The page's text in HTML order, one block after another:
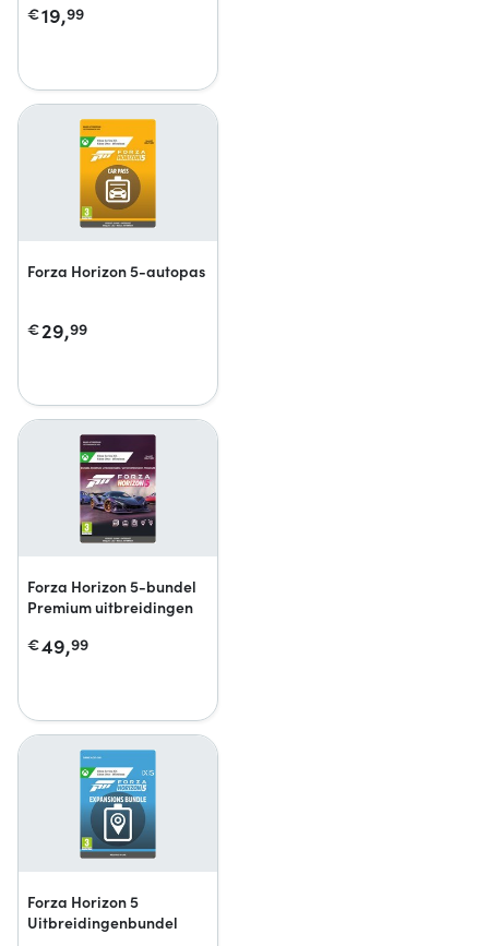
€19,99
Forza Horizon 5-autopas
€29,99
Forza Horizon 5-bundel
Premium uitbreidingen
€49,99
Forza Horizon 5
Uitbreidingenbundel